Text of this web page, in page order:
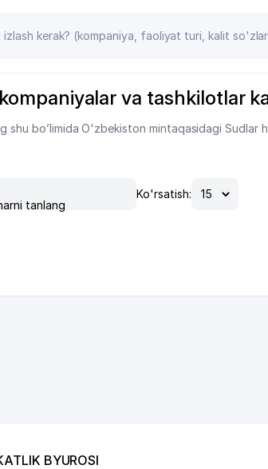
va tashkilotlar
shu bo’limida O'zbekiston mintaqasidagi Sudlar
tanlang
Ko'rsatish:
BYUROSI